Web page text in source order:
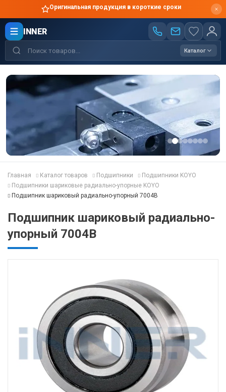
Оригинальная продукция в короткие сроки
INNER
Каталог
Главная Каталог товаров Подшипники
Подшипники KOYO
Подшипники шариковые радиально-упорные KOYO
Подшипник шариковый радиально-упорный 7004B
Подшипник шариковый радиально-
упорный 7004B